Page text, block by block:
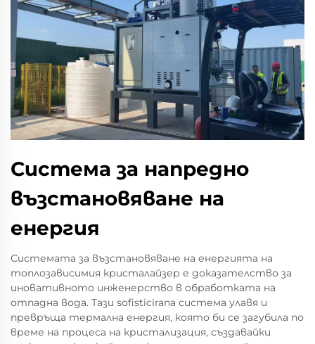
Система за напредно
възстановяване на
енергия
Системата за възстановяване на енергията на
топлозависимия кристалайзер е доказателство за
иновативното инженерство в обработката на
отпадна вода. Тази sofisticirana система улавя и
превръща термална енергия, която би се загубила по
време на процеса на кристализация, създавайки